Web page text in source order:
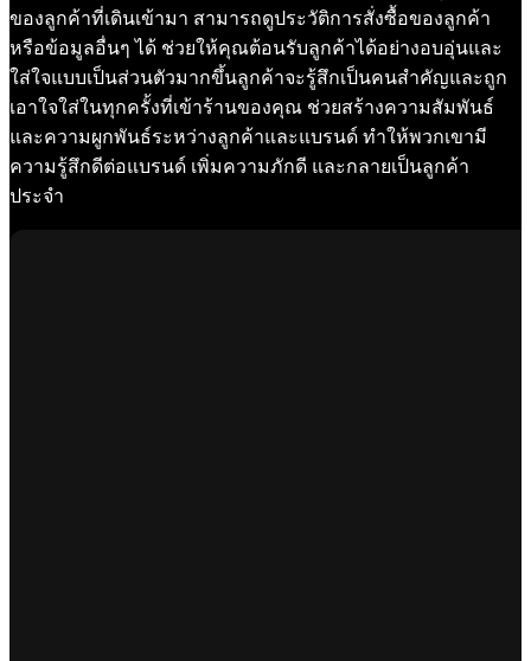
ของลูกค้าที่เดินเข้ามา สามารถดูประวัติการสั่งซื้อของลูกค้า
หรือข้อมูลอื่นๆ ได้ ช่วยให้คุณต้อนรับลูกค้าได้อย่างอบอุ่นและ
ใส่ใจแบบเป็นส่วนตัวมากขึ้นลูกค้าจะรู้สึกเป็นคนสำคัญและถูก
เอาใจใส่ในทุกครั้งที่เข้าร้านของคุณ ช่วยสร้างความสัมพันธ์
และความผูกพันธ์ระหว่างลูกค้าและแบรนด์ ทำให้พวกเขามี
ความรู้สึกดีต่อแบรนด์ เพิ่มความภักดี และกลายเป็นลูกค้า
ประจำ